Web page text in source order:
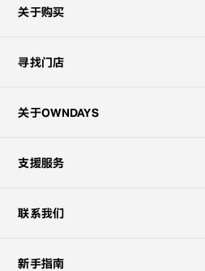
关于购买
寻找门店
关于OWNDAYS
支援服务
联系我们
新手指南